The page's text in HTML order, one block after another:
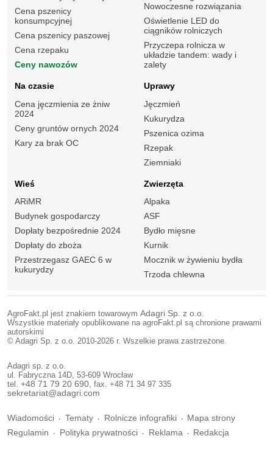
Cena pszenicy
konsumpcyjnej
Cena pszenicy paszowej
Cena rzepaku
Ceny nawozów
Nowoczesne rozwiązania
Oświetlenie LED do
ciągników rolniczych
Przyczepa rolnicza w
układzie tandem: wady i
zalety
Na czasie
Cena jęczmienia ze żniw
2024
Ceny gruntów ornych 2024
Kary za brak OC
Uprawy
Jęczmień
Kukurydza
Pszenica ozima
Rzepak
Ziemniaki
Wieś
ARiMR
Budynek gospodarczy
Dopłaty bezpośrednie 2024
Dopłaty do zboża
Przestrzegasz GAEC 6 w
kukurydzy
Zwierzęta
Alpaka
ASF
Bydło mięsne
Kurnik
Mocznik w żywieniu bydła
Trzoda chlewna
AgroFakt.pl jest znakiem towarowym Adagri Sp. z o.o.
Wszystkie materiały opublikowane na agroFakt.pl są chronione prawami
autorskimi
© Adagri Sp. z o.o. 2010-2026 r. Wszelkie prawa zastrzeżone.
Adagri sp. z o.o.
ul. Fabryczna 14D, 53-609 Wrocław
tel. +48 71 79 20 690 , fax. +48 71 34 97 335
sekretariat@adagri.com
Wiadomości Tematy Rolnicze infografiki
Mapa strony
Regulamin
Polityka prywatności Reklama Redakcja